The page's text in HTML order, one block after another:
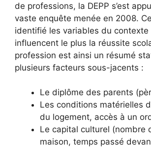
de professions, la DEPP s’est
vaste enquête menée en 2008.
identifié les variables du contexte
influencent le plus la réussite
profession est ainsi un résumé
plusieurs facteurs sous-jacents :
Le diplôme des parents
Les conditions matérielles
du logement, accès à un
Le capital culturel (nombre
maison, temps passé